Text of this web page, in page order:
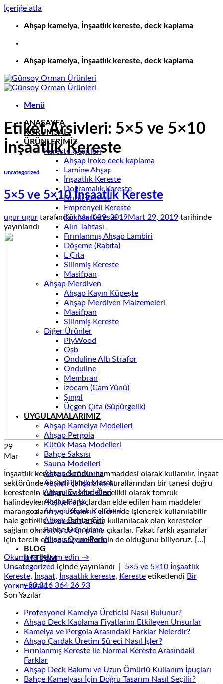
İçeriğe atla
Ahşap kamelya, İnşaatlık kereste, deck kaplama
Ahşap kamelya, İnşaatlık kereste, deck kaplama
Menü
ANASAYFA
KURUMSAL
ÜRÜNLERİMİZ
Kereste Çeşitleri
Ahşap iroko deck kaplama
Lamine Ahşap
İnşaatlık Kereste
Doğramalık Kereste
Fırınlı Kereste
Emprenyeli Kereste
Köknar Kereste
Alın Tahtası
Fırınlanmış Ahşap Lambiri
Döşeme (Rabıta)
L Çıta
Silinmiş Kereste
Masifpan
Ahşap Merdiven
Ahşap Kayın Küpeşte
Ahşap Merdiven Malzemeleri
Masifpan
Silinmiş Kereste
Diğer Ürünler
PlyWood
Osb
Onduline Altı Strafor
Onduline
Membran
İzocam (Cam Yünü)
Şıngıl
Üçgen Çıta (Süpürgelik)
UYGULAMALARIMIZ
Ahşap Kamelya Modelleri
Ahşap Pergola
Kütük Masa Modelleri
Bahçe Saksısı
Sauna Modelleri
Ahşap Sundurma
Ahşap Piknik Masası
Ahşap Ev Modelleri
Ahşap Bank
Ahşap Köpek Kulübesi
Ahşap Bahçe Çiti
Bahçe Depolama
Ahşap Oyun Parkı
BLOG
İLETİŞİM
+90 216 364 26 93
Etiket Arşivleri: 5×5 ve 5×10
İnşaatlık Kereste
Uncategorized
5×5 ve 5×10 İnşaatlık Kereste
ugur ugur tarafından Mart 29, 2019Mart 29, 2019 tarihinde
yayınlandı
29
Mar
İnşaatlık kereste sektörün hammaddesi olarak kullanılır. İnşaat
sektöründe verimli çalışmanın kurallarından bir tanesi doğru
kerestenin kullanılmasıdır. Öncelikli olarak tomruk
halindeyken kaliteli ağaçlardan elde edilen ham maddeler
marangozların ve ustaların ellerlinde işlenerek kullanılabilir
hale getirilir. 5×5 ebatlarında kullanılacak olan keresteler
sağlam olmasıyla da ön plana çıkarlar. Fakat farklı aşamalar
için tercih edilen seçeneklerinin de olduğunu biliyoruz. […]
Okumaya devam edin →
Uncategorized içinde yayınlandı
5×5 ve 5×10 İnşaatlık
Kereste, İnşaat, İnşaatlık kereste, Kereste etiketlendi Bir
yorum bırak
Son Yazılar
Profesyonel Kamelya Üreticisi Nasıl Bulunur?
Ahşap Deck Kaplama Fiyatlarını Etkileyen Unsurlar
Kamelya ve Pergola Arasındaki Farklar Nelerdir?
Ahşap Çardak Üretim Süreci Nasıl İşler?
Fırınlanmış Kereste ile Normal Kereste Arasındaki
Farklar
Ahşap Deck Bakımı ve Uzun Ömürlü Kullanım İpuçları
Bahçe Kamelyası İçin Doğru Tasarım Nasıl Seçilir?